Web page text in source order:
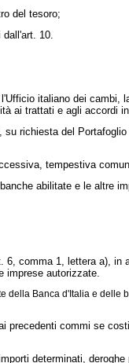
del tesoro;
10.
italiano dei cambi,
ai trattati e agli accordi
richiesta del
tempestiva
abilitate e le altre
comma 1, lettera a),
imprese autorizzate.
Banca d'Italia e
commi se
determinati,